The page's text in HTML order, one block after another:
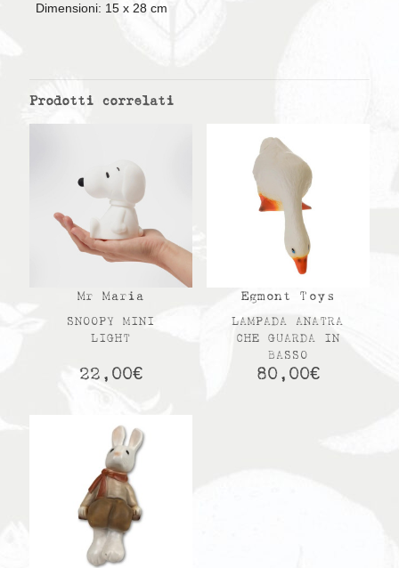
Dimensioni: 15 x 28 cm
Prodotti correlati
Mr Maria
SNOOPY MINI
LIGHT
22,00€
Egmont Toys
LAMPADA ANATRA
CHE GUARDA IN
BASSO
80,00€